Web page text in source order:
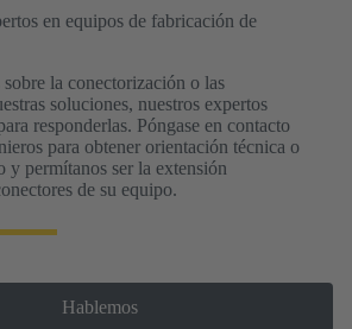
en equipos de fabricación de
la conectorización o las
soluciones, nuestros expertos
responderlas. Póngase en contacto
para obtener orientación técnica o
y permítanos ser la extensión
de su equipo.
Hablemos